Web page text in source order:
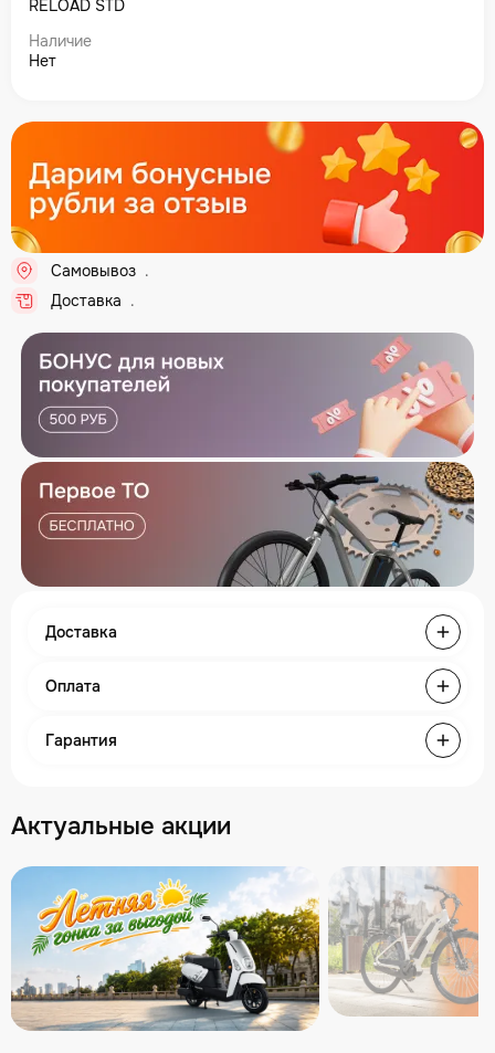
RELOAD STD
Наличие
Нет
Самовывоз ..
Доставка ..
Доставка
Оплата
Гарантия
Актуальные акции